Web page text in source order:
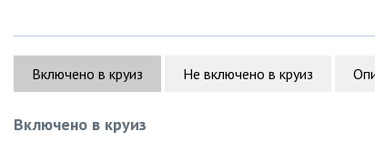
Включено в круиз Не включено в круиз
Включено в круиз